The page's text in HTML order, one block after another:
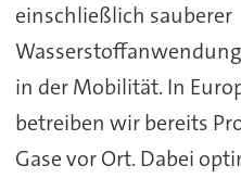
einschließlich sauberer
in der Mobilität. In
betreiben wir bereits
Gase vor Ort. Dabei